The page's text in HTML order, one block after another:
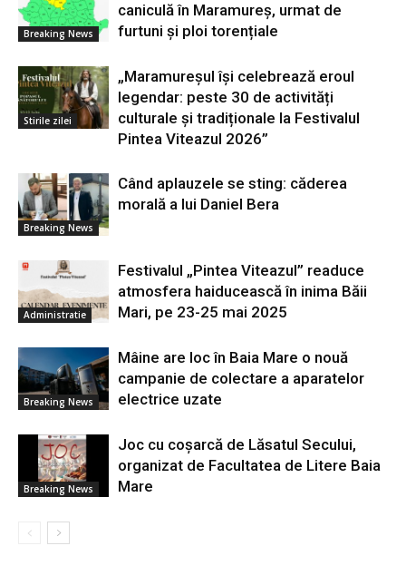
Breaking News
caniculă în Maramureș, urmat de
furtuni și ploi torențiale
Stirile zilei
„Maramureșul își celebrează eroul
legendar: peste 30 de activități
culturale și tradiționale la Festivalul
Pintea Viteazul 2026”
Breaking News
Când aplauzele se sting: căderea
morală a lui Daniel Bera
Administratie
Festivalul „Pintea Viteazul” readuce
atmosfera haiducească în inima Băii
Mari, pe 23-25 mai 2025
Breaking News
Mâine are loc în Baia Mare o nouă
campanie de colectare a aparatelor
electrice uzate
Breaking News
Joc cu coșarcă de Lăsatul Secului,
organizat de Facultatea de Litere Baia
Mare